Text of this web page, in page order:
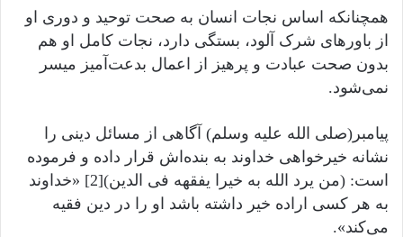
همچنانکه اساس نجات انسان به صحت توحید و دوری او
از باورهای شرک آلود، بستگی دارد، نجات کامل او هم
بدون صحت عبادت و پرهیز از اعمال بدعت‌آمیز میسر
نمی‌شود.
پیامبر(صلى الله عليه وسلم) آگاهی از مسائل دینی را
نشانه خیرخواهی خداوند به بنده‌اش قرار داده و فرموده
است: (من یرد الله به خیرا یفقهه فی الدین)[2] «خداوند
به هر کسی اراده خیر داشته باشد او را در دین فقیه
می‌کند».